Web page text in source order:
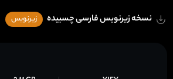
نسخه زیرنویس فارسی چسبیده زیرنویس